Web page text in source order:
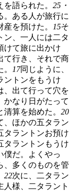
語られた。 25・
。ある人が旅行に
を預けた。 15そ
ン、一人には二タ
けて旅に出かけ
て行き、それで商
17同じように、
ントンをもうけ
、出て行って穴を
かなり日がたって
算を始めた。 20
、ほかの五タラン
タラントンお預け
タラントンもうけ
僕だ。よくやっ
、多くのものを管
22次に、二タラン
人様、二タラント